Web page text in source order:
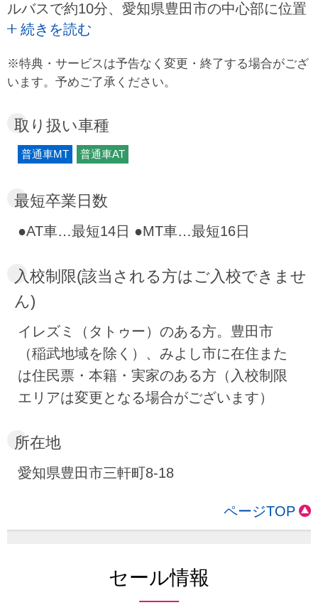
ルバスで約10分、愛知県豊田市の中心部に位置
する教習所です。教習所周辺にはコンビニ、ド
環境。空き時間に退屈しないで過ごせます。ま
が終わった後は、プライベートな時間を自由に
いかがですか！？
続きを読む
※特典・サービスは予告なく変更・終了する場合がござ
います。予めご了承ください。
取り扱い車種
普通車MT 普通車AT
最短卒業日数
●AT車…最短14日 ●MT車…最短16日
入校制限(該当される方はご入校できませ
ん)
イレズミ（タトゥー）のある方。豊田市
（稲武地域を除く）、みよし市に在住また
は住民票・本籍・実家のある方（入校制限
エリアは変更となる場合がございます）
所在地
愛知県豊田市三軒町8-18
ページTOP
セール情報